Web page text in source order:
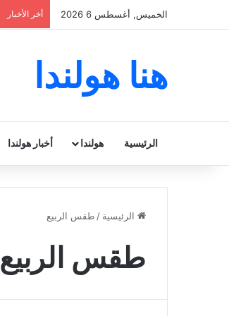
الخميس, أغسطس 6 2026 أخر الأخبار
هنا هولندا
الرئيسية هولندا أخبار هولندا
الرئيسية / طقس الربيع
طقس الربيع